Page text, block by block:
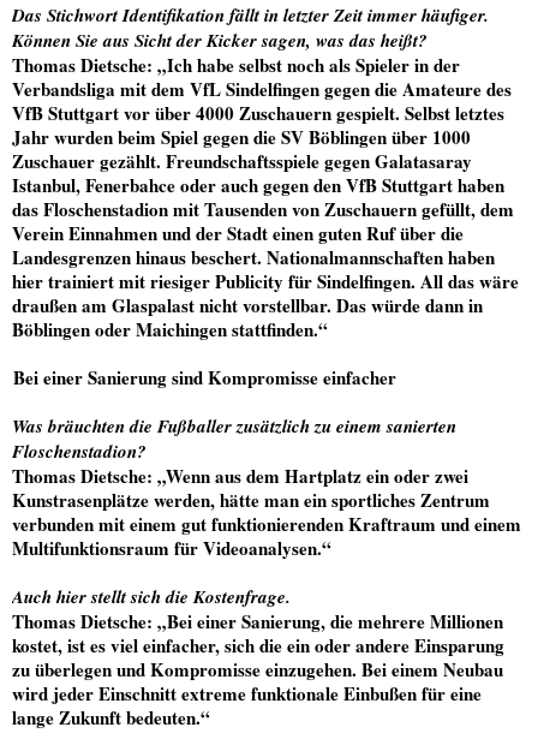
Das Stichwort Identifikation fällt in letzter Zeit immer häufiger.
Können Sie aus Sicht der Kicker sagen, was das heißt?
Thomas Dietsche: „Ich habe selbst noch als Spieler in der
Verbandsliga mit dem VfL Sindelfingen gegen die Amateure des
VfB Stuttgart vor über 4000 Zuschauern gespielt. Selbst letztes
Jahr wurden beim Spiel gegen die SV Böblingen über 1000
Zuschauer gezählt. Freundschaftsspiele gegen Galatasaray
Istanbul, Fenerbahce oder auch gegen den VfB Stuttgart haben
das Floschenstadion mit Tausenden von Zuschauern gefüllt, dem
Verein Einnahmen und der Stadt einen guten Ruf über die
Landesgrenzen hinaus beschert. Nationalmannschaften haben
hier trainiert mit riesiger Publicity für Sindelfingen. All das wäre
draußen am Glaspalast nicht vorstellbar. Das würde dann in
Böblingen oder Maichingen stattfinden.“
Bei einer Sanierung sind Kompromisse einfacher
Was bräuchten die Fußballer zusätzlich zu einem sanierten
Floschenstadion?
Thomas Dietsche: „Wenn aus dem Hartplatz ein oder zwei
Kunstrasenplätze werden, hätte man ein sportliches Zentrum
verbunden mit einem gut funktionierenden Kraftraum und einem
Multifunktionsraum für Videoanalysen.“
Auch hier stellt sich die Kostenfrage.
Thomas Dietsche: „Bei einer Sanierung, die mehrere Millionen
kostet, ist es viel einfacher, sich die ein oder andere Einsparung
zu überlegen und Kompromisse einzugehen. Bei einem Neubau
wird jeder Einschnitt extreme funktionale Einbußen für eine
lange Zukunft bedeuten.“